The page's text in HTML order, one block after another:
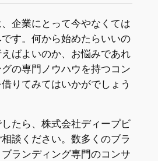
企業にとって今やなくては
す。何から始めたらいいの
ばよいのか、お悩みであれ
の専門ノウハウを持つコン
りてみてはいかがでしょう
たら、株式会社ディープビ
談ください。数多くのブラ
ランディング専門のコンサ